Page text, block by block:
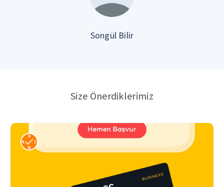
Songül Bilir
Size Önerdiklerimiz